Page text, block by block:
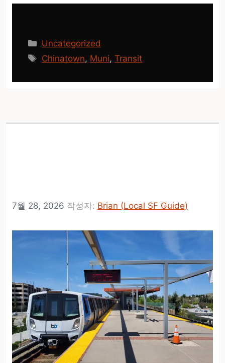
카
테
Uncategorized
태
Chinatown, Muni,Transit
7월 28, 2026 작성자: Brian (Local SF Guide)